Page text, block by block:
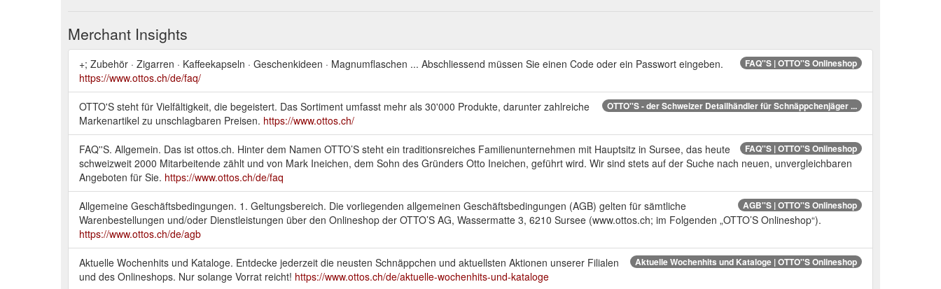
Merchant Insights
FAQ''S | OTTO''S Onlineshop
+; Zubehör · Zigarren · Kaffeekapseln · Geschenkideen · Magnumflaschen ... Abschliessend müssen Sie einen Code oder ein Passwort eingeben.
https://www.ottos.ch/de/faq/
OTTO''S - der Schweizer Detailhändler für Schnäppchenjäger ...
OTTO'S steht für Vielfältigkeit, die begeistert. Das Sortiment umfasst mehr als 30'000 Produkte, darunter zahlreiche
Markenartikel zu unschlagbaren Preisen. https://www.ottos.ch/
FAQ''S | OTTO''S Onlineshop
FAQ''S. Allgemein. Das ist ottos.ch. Hinter dem Namen OTTO’S steht ein traditionsreiches Familienunternehmen mit Hauptsitz in Sursee, das heute
schweizweit 2000 Mitarbeitende zählt und von Mark Ineichen, dem Sohn des Gründers Otto Ineichen, geführt wird. Wir sind stets auf der Suche nach neuen, unvergleichbaren
Angeboten für Sie. https://www.ottos.ch/de/faq
AGB''S | OTTO''S Onlineshop
Allgemeine Geschäftsbedingungen. 1. Geltungsbereich. Die vorliegenden allgemeinen Geschäftsbedingungen (AGB) gelten für sämtliche
Warenbestellungen und/oder Dienstleistungen über den Onlineshop der OTTO’S AG, Wassermatte 3, 6210 Sursee (www.ottos.ch; im Folgenden „OTTO’S Onlineshop“).
https://www.ottos.ch/de/agb
Aktuelle Wochenhits und Kataloge | OTTO''S Onlineshop
Aktuelle Wochenhits und Kataloge. Entdecke jederzeit die neusten Schnäppchen und aktuellsten Aktionen unserer Filialen
und des Onlineshops. Nur solange Vorrat reicht! https://www.ottos.ch/de/aktuelle-wochenhits-und-kataloge